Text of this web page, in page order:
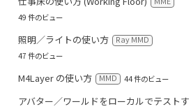
49 件のビュー
照明／ライトの使い方
Ray MMD
47 件のビュー
M4Layer の使い方 MMD 44 件のビュー
アバター／ワールドをローカルでテストす